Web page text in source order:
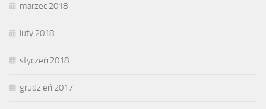
marzec 2018
luty 2018
styczeń 2018
grudzień 2017